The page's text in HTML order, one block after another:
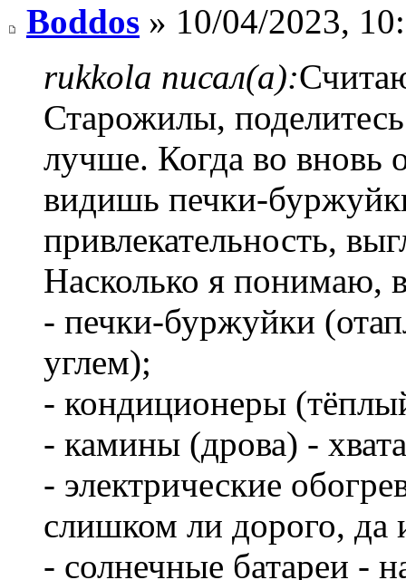
Boddos » 10/04/2023,
rukkola писал(а):
Старожилы,
лучше. Когда во вновь
видишь печки-
привлекательность,
Насколько я понимаю,
- печки-буржуйки
углем);
- кондиционеры
- камины (дрова) -
- электрические
слишком ли дорого,
- солнечные батареи -